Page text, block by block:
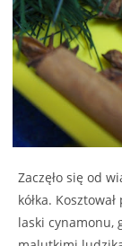
Zaczęło się od
kółka.
laski cynamonu,